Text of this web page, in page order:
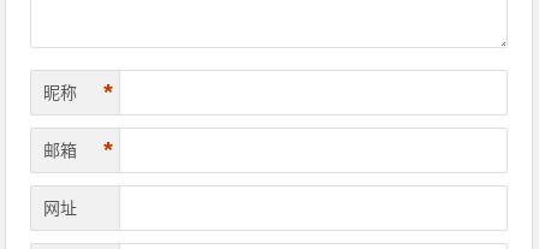
昵称 *
邮箱 *
网址